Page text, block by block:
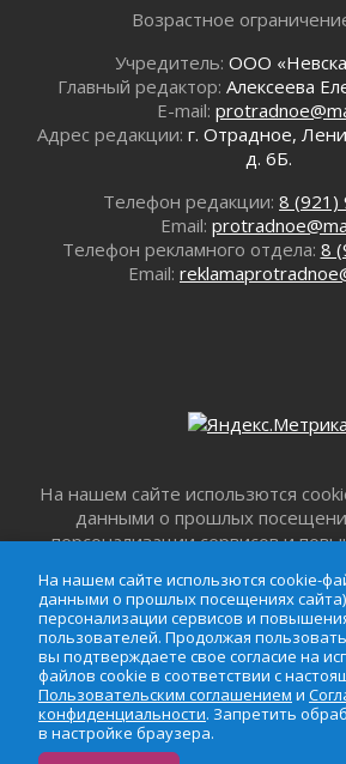
Пик топливного кризиса в
О мужестве, долге и стойкости
31 июля 2026
Ленинградцы — бойцам
31 июля 2026
«Корвет» на страже
31 июля 2026
В Шлиссельбурге прошла
кораблик Памяти»
Новые возможности для
31 июля 2026
31 июля 2026
От инженера-создателя к
«Созидателям»
31 июля 2026
Генеральная репетиция
31 июля 2026
Открытое сердце и
Возрастное
Учредитель: ООО
Главный редактор: Алексеева
E-mail:
Адрес редакции: г. Отрадное,
д. 6Б.
Телефон редакции: 8 (921)
Email:
Телефон рекламного отдела: 8
Email:
На нашем сайте использются
данными о прошлых
персонализации сервисов и
сайтом, вы подтверждаете
использование файлов cookie в
настоящим уведомлением,
соглашениеми
конфиденциальности. Запретить
можно в настройке
На нашем сайте использются cookie-
данными о прошлых посещениях
персонализации сервисов и
пользователей. Продолжая
вы подтверждаете свое согласие на
файлов cookie в соответствии с
Пользовательским соглашением и
конфиденциальности. Запретить
в настройке браузера.